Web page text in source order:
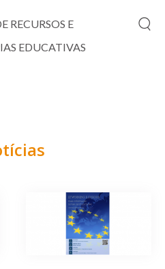
RECURSOS E
EDUCATIVAS